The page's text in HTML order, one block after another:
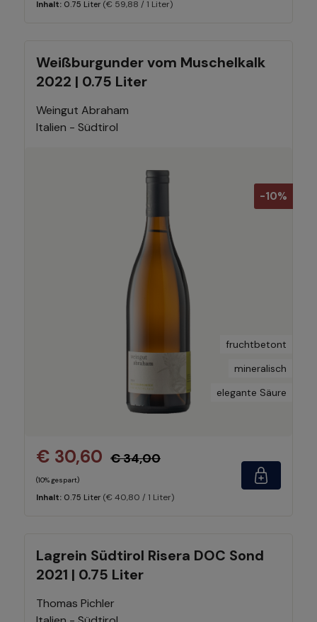
Inhalt: 0.75 Liter (€ 59,88 / 1 Liter)
Weißburgunder vom Muschelkalk
2022 | 0.75 Liter
Weingut Abraham
Italien - Südtirol
-10%
fruchtbetont
mineralisch
elegante Säure
€ 30,60 € 34,00
(10% gespart)
Inhalt: 0.75 Liter (€ 40,80 / 1 Liter)
Lagrein Südtirol Risera DOC Sond
2021 | 0.75 Liter
Thomas Pichler